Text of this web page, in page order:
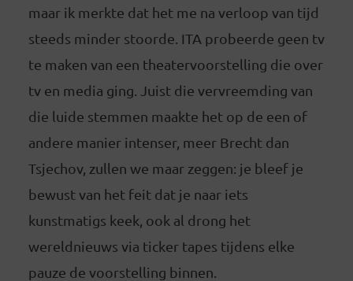
maar ik merkte dat het me na verloop van tijd
steeds minder stoorde. ITA probeerde geen tv
te maken van een theatervoorstelling die over
tv en media ging. Juist die vervreemding van
die luide stemmen maakte het op de een of
andere manier intenser, meer Brecht dan
Tsjechov, zullen we maar zeggen: je bleef je
bewust van het feit dat je naar iets
kunstmatigs keek, ook al drong het
wereldnieuws via ticker tapes tijdens elke
pauze de voorstelling binnen.